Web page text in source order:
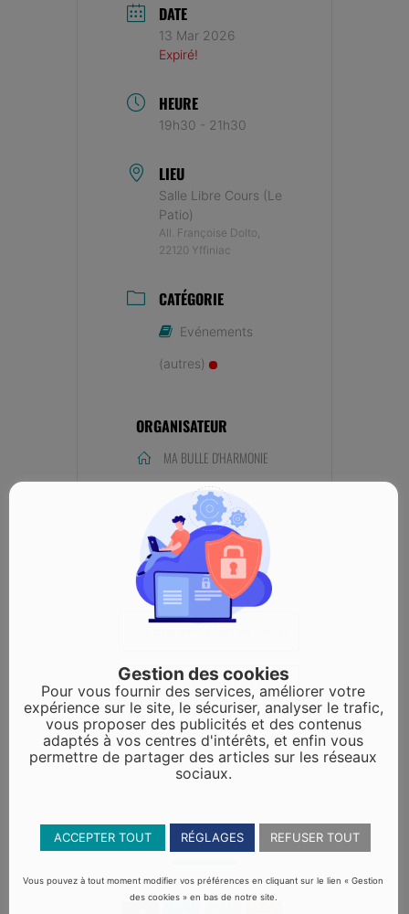
DATE
13 Mar 2026
Expiré!
HEURE
19h30 - 21h30
LIEU
Salle Libre Cours (Le
Patio)
All. Françoise Dolto,
22120 Yffiniac
CATÉGORIE
Evénements
(autres)
ORGANISATEUR
MA BULLE D'HARMONIE
+ iCal / Outlook export
PARTAGEZ CET ÉVÉNEMENT
Gestion des cookies
Pour vous fournir des services, améliorer votre
expérience sur le site, le sécuriser, analyser le trafic,
vous proposer des publicités et des contenus
adaptés à vos centres d'intérêts, et enfin vous
permettre de partager des articles sur les réseaux
sociaux.
ACCEPTER TOUT RÉGLAGES REFUSER TOUT
Vous pouvez à tout moment modifier vos préférences en cliquant sur le lien « Gestion
des cookies » en bas de notre site.